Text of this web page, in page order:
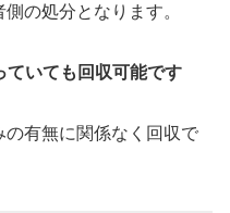
の処分となります。
ていても回収可能です
有無に関係なく回収で